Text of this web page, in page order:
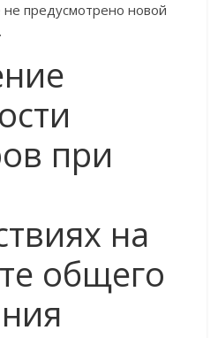
предусмотрено новой
при
на
общего